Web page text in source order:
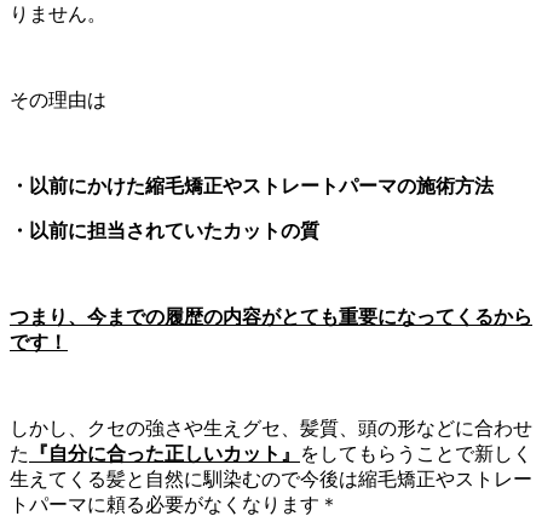
りません。
その理由は
・以前にかけた縮毛矯正やストレートパーマの施術方法
・以前に担当されていたカットの質
つまり、今までの履歴の内容がとても重要になってくるから
です！
しかし、クセの強さや生えグセ、髪質、頭の形などに合わせ
た
『自分に合った正しいカット』
をしてもらうことで新しく
生えてくる髪と自然に馴染むので今後は縮毛矯正やストレー
トパーマに頼る必要がなくなります＊